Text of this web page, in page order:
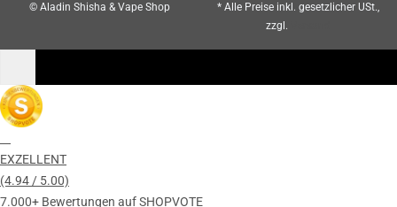
© Aladin Shisha & Vape Shop
* Alle Preise inkl. gesetzlicher USt.,
zzgl.
EXZELLENT
(4.94 / 5.00)
7.000+ Bewertungen auf SHOPVOTE